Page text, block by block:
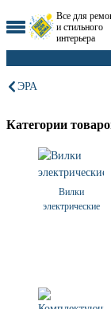
Все для
и стильного
интерьера
ЭРА
Категории
Вилки
электрические